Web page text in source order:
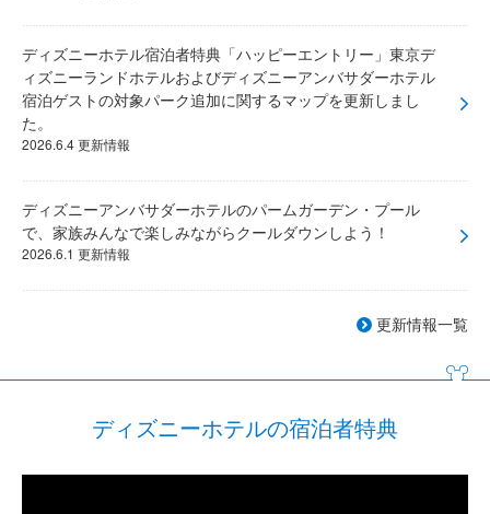
ディズニーホテル宿泊者特典「ハッピーエントリー」東京デ
ィズニーランドホテルおよびディズニーアンバサダーホテル
宿泊ゲストの対象パーク追加に関するマップを更新しまし
た。
2026.6.4 更新情報
ディズニーアンバサダーホテルのパームガーデン・プール
で、家族みんなで楽しみながらクールダウンしよう！
2026.6.1 更新情報
更新情報一覧
ディズニーホテルの宿泊者特典